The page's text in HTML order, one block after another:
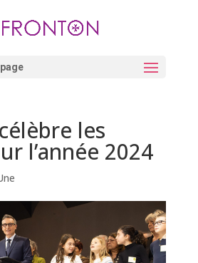
les
l’année 2024